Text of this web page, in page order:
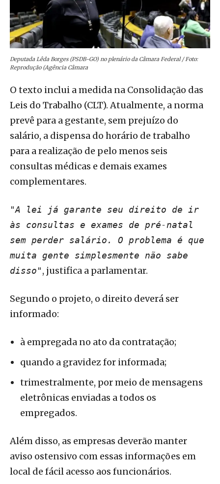
Deputada Lêda Borges (PSDB-GO) no plenário da Câmara Federal / Foto:
Reprodução (Agência Câmara
O texto inclui a medida na Consolidação das
Leis do Trabalho (CLT). Atualmente, a norma
prevê para a gestante, sem prejuízo do
salário, a dispensa do horário de trabalho
para a realização de pelo menos seis
consultas médicas e demais exames
complementares.
"A lei já garante seu direito de ir
às consultas e exames de pré-natal
sem perder salário. O problema é que
muita gente simplesmente não sabe
disso", justifica a parlamentar.
Segundo o projeto, o direito deverá ser
informado:
à empregada no ato da contratação;
quando a gravidez for informada;
trimestralmente, por meio de mensagens
eletrônicas enviadas a todos os
empregados.
Além disso, as empresas deverão manter
aviso ostensivo com essas informações em
local de fácil acesso aos funcionários.